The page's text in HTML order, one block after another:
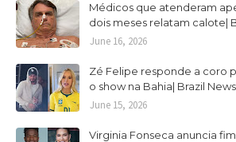
Médicos que atenderam
dois meses relatam calote|
June 16, 2026
Zé Felipe responde a coro
o show na Bahia| Brazil
June 15, 2026
Virginia Fonseca anuncia